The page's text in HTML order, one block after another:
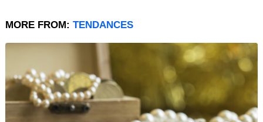
MORE FROM: TENDANCES